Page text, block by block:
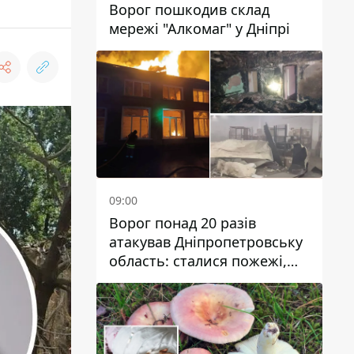
Ворог пошкодив склад
мережі "Алкомаг" у Дніпрі
09:00
Ворог понад 20 разів
атакував Дніпропетровську
область: сталися пожежі,
постраждали будинки,
інфраструктура та авто